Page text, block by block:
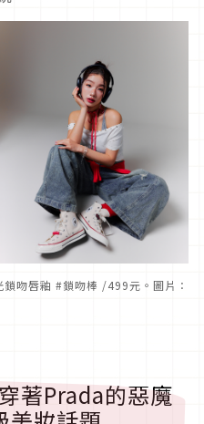
吻唇釉 #鎖吻棒 /499元。圖片：
著Prada的惡魔